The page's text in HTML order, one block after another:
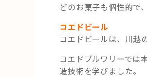
どのお菓子も個性的で
コエドビール
コエドビールは、川越
コエドブルワリーでは
造技術を学びました。